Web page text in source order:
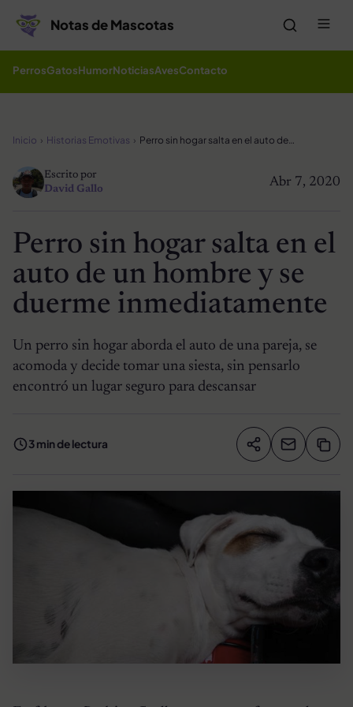
Notas de Mascotas
PerrosGatosHumorNoticiasAvesContacto
Inicio Historias Emotivas Perro sin hogar salta en el auto de un hombre y se duerme inmediatamente
Abr 7, 2020
Escrito por
David Gallo
Perro sin hogar salta en el
auto de un hombre y se
duerme inmediatamente
Un perro sin hogar aborda el auto de una pareja, se
acomoda y decide tomar una siesta, sin pensarlo
encontró un lugar seguro para descansar
3 min de lectura Compartir